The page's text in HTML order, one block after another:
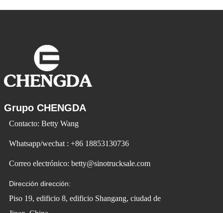
Grupo CHENGDA
Contacto: Betty Wang
Whatsapp/wechat : +86 18853130736
Correo electrónico: betty@sinotrucksale.com
Dirección dirección:
Piso 19, edificio 8, edificio Shangang, ciudad de